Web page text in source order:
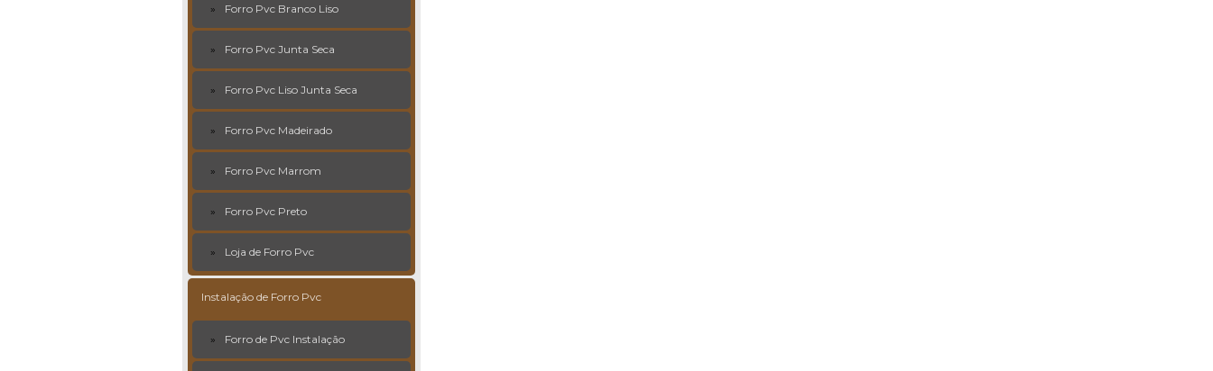
Forro Pvc Branco Liso
Forro Pvc Junta Seca
Forro Pvc Liso Junta Seca
Forro Pvc Madeirado
Forro Pvc Marrom
Forro Pvc Preto
Loja de Forro Pvc
Instalação de Forro Pvc
Forro de Pvc Instalação